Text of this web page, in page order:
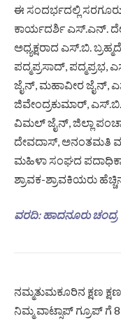
ಈ ಸಂದರ್ಭದಲ್ಲಿ
ಕಾರ್ಯದರ್ಶಿ ಎಸ್.ಎನ್.
ಅಧ್ಯಕ್ಷರಾದ ಎಸ್.ಬಿ.
ಪದ್ಮಪ್ರಸಾದ್,
ಜೈನ್, ಮಹಾವೀರ ಜೈನ್,
ಜಿವೇಂದ್ರಕುಮಾರ್,
ವಿಮಲ್ ಜೈನ್, ಜಿಲ್ಲಾ
ದೇವದಾಸ್, ಅನಂತಮತಿ
ಮಹಿಳಾ ಸಂಘದ
ಶ್ರಾವಕ-ಶ್ರಾವಕಿಯರು
ವರದಿ: ಹಾದನೂರು ಚಂದ್ರ
ನಮ್ಮತುಮಕೂರಿನ ಕ್ಷಣ
ನಿಮ್ಮ ವಾಟ್ಸಾಪ್ ಗ್ರೂಪ್ ಗೆ